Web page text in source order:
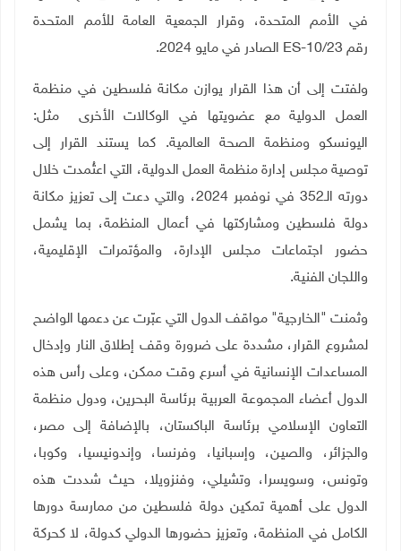
في الأمم المتحدة، وقرار الجمعية العامة للأمم المتحدة
رقم ES-10/23 الصادر في مايو 2024.
ولفتت إلى أن هذا القرار يوازن مكانة فلسطين في منظمة
العمل الدولية مع عضويتها في الوكالات الأخرى مثل:
اليونسكو ومنظمة الصحة العالمية. كما يستند القرار إلى
توصية مجلس إدارة منظمة العمل الدولية، التي اعتُمدت خلال
دورته الـ352 في نوفمبر 2024، والتي دعت إلى تعزيز مكانة
دولة فلسطين ومشاركتها في أعمال المنظمة، بما يشمل
حضور اجتماعات مجلس الإدارة، والمؤتمرات الإقليمية،
واللجان الفنية.
وثمنت "الخارجية" مواقف الدول التي عبّرت عن دعمها الواضح
لمشروع القرار، مشددة على ضرورة وقف إطلاق النار وإدخال
المساعدات الإنسانية في أسرع وقت ممكن، وعلى رأس هذه
الدول أعضاء المجموعة العربية برئاسة البحرين، ودول منظمة
التعاون الإسلامي برئاسة الباكستان، بالإضافة إلى مصر،
والجزائر، والصين، وإسبانيا، وفرنسا، وإندونيسيا، وكوبا،
وتونس، وسويسرا، وتشيلي، وفنزويلا، حيث شددت هذه
الدول على أهمية تمكين دولة فلسطين من ممارسة دورها
الكامل في المنظمة، وتعزيز حضورها الدولي كدولة، لا كحركة